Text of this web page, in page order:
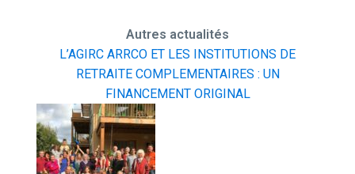
Autres actualités
L’AGIRC ARRCO ET LES INSTITUTIONS DE
RETRAITE COMPLEMENTAIRES : UN
FINANCEMENT ORIGINAL